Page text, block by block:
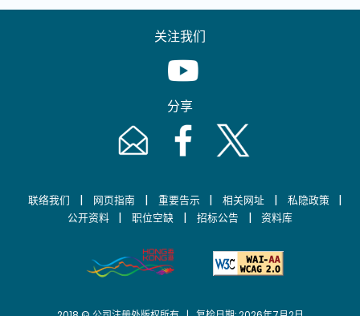
关注我们
Youtube [This link will pop up in
分享
Email [This link will pop up in a new
Facebook [This link will pop up
Twitter [This link will
联络我们 | 网页指南 | 重要告示 | 相关网址 | 私隐政策 |
公开资料 | 职位空缺 | 招标公告 | 资料库